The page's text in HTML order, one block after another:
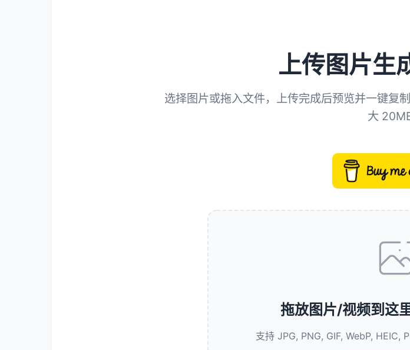
上传图片生
选择图片或拖入文件，上传完成后预览并一键
大 20MB
拖放图片/视频到这
支持 JPG, PNG, GIF, WebP, HEIC,